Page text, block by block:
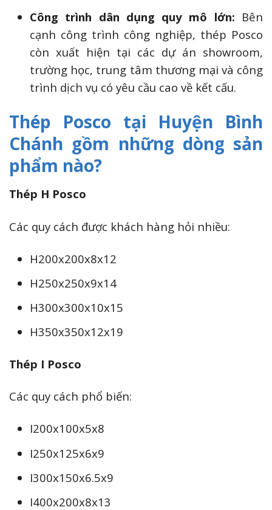
Công trình dân dụng quy mô lớn: Bên
cạnh công trình công nghiệp, thép Posco
còn xuất hiện tại các dự án showroom,
trường học, trung tâm thương mại và công
trình dịch vụ có yêu cầu cao về kết cấu.
Thép Posco tại Huyện Bình
Chánh gồm những dòng sản
phẩm nào?
Thép H Posco
Các quy cách được khách hàng hỏi nhiều:
H200x200x8x12
H250x250x9x14
H300x300x10x15
H350x350x12x19
Thép I Posco
Các quy cách phổ biến:
I200x100x5x8
I250x125x6x9
I300x150x6.5x9
I400x200x8x13